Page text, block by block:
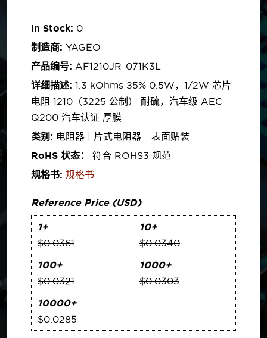
In Stock: 0
制造商: YAGEO
产品编号: AF1210JR-071K3L
详细描述: 1.3 kOhms ±5% 0.5W，1/2W 芯片
电阻 1210（3225 公制） 耐硫，汽车级 AEC-
Q200 汽车认证 厚膜
类别: 电阻器 | 片式电阻器 - 表面贴装
RoHS 状态：
符合 ROHS3 规范
规格书: 规格书
Reference Price (USD)
1+
$0.0361
10+
$0.0340
100+
$0.0321
1000+
$0.0303
10000+
$0.0285